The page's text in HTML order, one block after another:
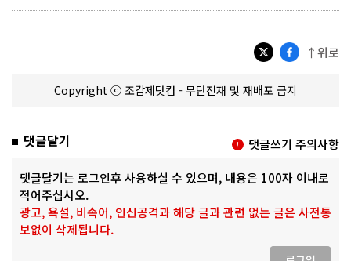
↑위로
Copyright ⓒ 조갑제닷컴 - 무단전재 및 재배포 금지
댓글달기 댓글쓰기 주의사항
댓글달기는 로그인후 사용하실 수 있으며, 내용은 100자 이내로
적어주십시오.
광고, 욕설, 비속어, 인신공격과 해당 글과 관련 없는 글은 사전통
보없이 삭제됩니다.